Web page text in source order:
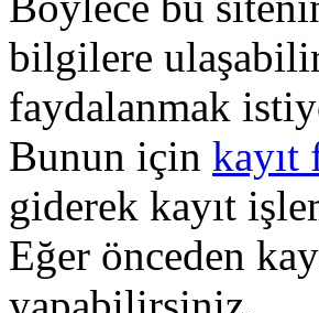
bilgilere
faydalanmak
Bunun için kayıt
giderek kayıt
Eğer önceden